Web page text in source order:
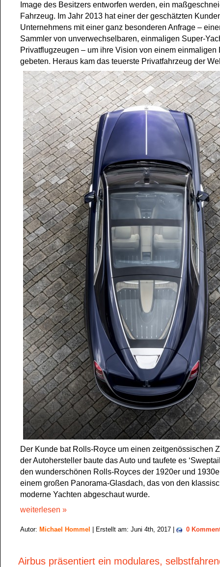
Image des Besitzers entworfen werden, ein
Fahrzeug. Im Jahr 2013 hat einer der geschätzten
Unternehmens mit einer ganz besonderen Anfrage –
Sammler von unverwechselbaren, einmaligen Super-
Privatflugzeugen – um ihre Vision von einem einmaligen
gebeten. Heraus kam das teuerste Privatfahrzeug der
Der Kunde bat Rolls-Royce um einen zeitgenössischen
der Autohersteller baute das Auto und taufete es
den wunderschönen Rolls-Royces der 1920er und
einem großen Panorama-Glasdach, das von den
moderne Yachten abgeschaut wurde.
weiterlesen »
Autor: Michael Hommel | Erstellt am: Juni 4th, 2017 | 0
Airbus präsentiert ein modulares,